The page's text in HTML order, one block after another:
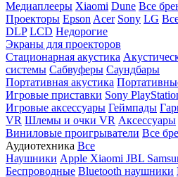
Медиаплееры Xiaomi Dune Все
Проекторы Epson Acer Sony LG
DLP LCD Недорогие
Экраны для проекторов
Стационарная акустика
системы Сабвуферы Саундбары
Портативная акустика
Игровые приставки Sony
Игровые аксессуары Геймпады
VR Шлемы и очки VR Аксессуары
Виниловые проигрыватели Все
Аудиотехника Все
Наушники Apple Xiaomi JBL
Беспроводные Bluetooth наушники